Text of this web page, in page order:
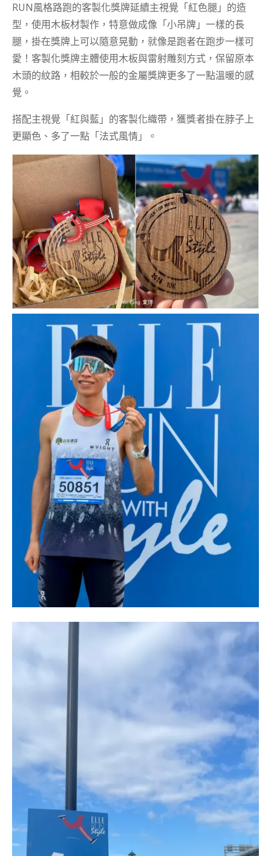
RUN風格路跑的客製化獎牌延續主視覺「紅色腿」的造
型，使用木板材製作，特意做成像「小吊牌」一樣的長
腿，掛在獎牌上可以隨意晃動，就像是跑者在跑步一樣可
愛！客製化獎牌主體使用木板與雷射雕刻方式，保留原本
木頭的紋路，相較於一般的金屬獎牌更多了一點溫暖的感
覺。
搭配主視覺「紅與藍」的客製化織帶，獲獎者掛在脖子上
更顯色、多了一點「法式風情」。